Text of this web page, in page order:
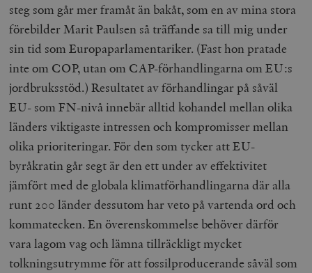
steg som går mer framåt än bakåt, som en av mina stora
förebilder Marit Paulsen så träffande sa till mig under
sin tid som Europaparlamentariker. (Fast hon pratade
inte om COP, utan om CAP-förhandlingarna om EU:s
jordbruksstöd.) Resultatet av förhandlingar på såväl
EU- som FN-nivå innebär alltid kohandel mellan olika
länders viktigaste intressen och kompromisser mellan
olika prioriteringar. För den som tycker att EU-
byråkratin går segt är den ett under av effektivitet
jämfört med de globala klimatförhandlingarna där alla
runt 200 länder dessutom har veto på vartenda ord och
kommatecken. En överenskommelse behöver därför
vara lagom vag och lämna tillräckligt mycket
tolkningsutrymme för att fossilproducerande såväl som